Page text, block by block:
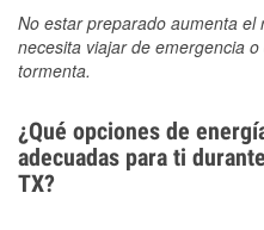
No estar preparado aumenta
necesita viajar de emergencia
tormenta.
¿Qué opciones de
adecuadas para ti
TX?